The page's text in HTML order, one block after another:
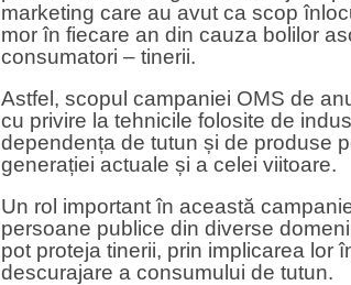
marketing care au avut ca scop
mor în fiecare an din cauza bolilor
consumatori – tinerii.
Astfel, scopul campaniei OMS de
cu privire la tehnicile folosite de
dependența de tutun și de produse
generației actuale și a celei viitoare.
Un rol important în această
persoane publice din diverse
pot proteja tinerii, prin implicarea lor
descurajare a consumului de tutun.